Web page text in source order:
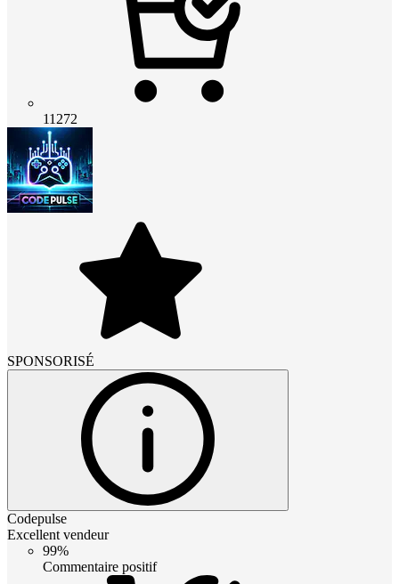
11272
SPONSORISÉ
Codepulse
Excellent vendeur
99%
Commentaire positif